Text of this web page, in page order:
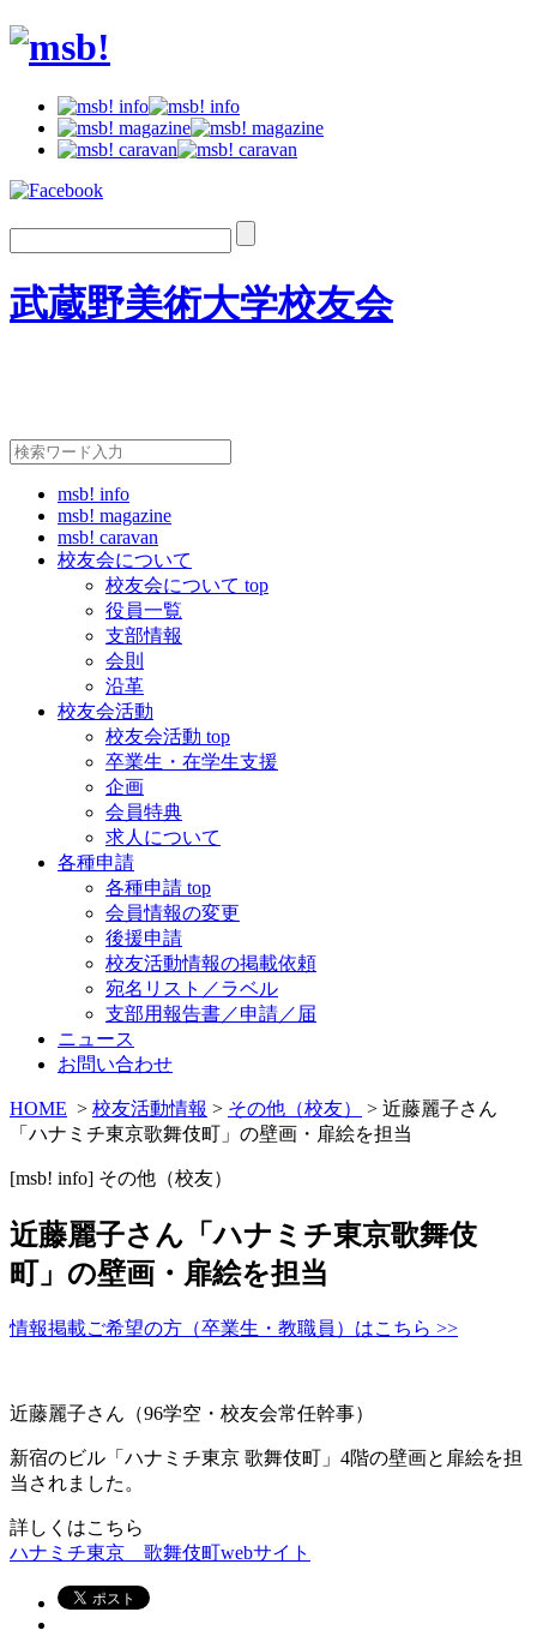
武蔵野美術大学校友会
msb! info
msb! magazine
msb! caravan
校友会について
校友会について top
役員一覧
支部情報
会則
沿革
校友会活動
校友会活動 top
卒業生・在学生支援
企画
会員特典
求人について
各種申請
各種申請 top
会員情報の変更
後援申請
校友活動情報の掲載依頼
宛名リスト／ラベル
支部用報告書／申請／届
ニュース
お問い合わせ
HOME > 校友活動情報 > その他（校友）
> 近藤麗子さん
「ハナミチ東京歌舞伎町」の壁画・扉絵を担当
[msb! info] その他（校友）
近藤麗子さん「ハナミチ東京歌舞伎
町」の壁画・扉絵を担当
情報掲載ご希望の方（卒業生・教職員）はこちら >>
近藤麗子さん（96学空・校友会常任幹事）
新宿のビル「ハナミチ東京 歌舞伎町」4階の壁画と扉絵を担
当されました。
詳しくはこちら
ハナミチ東京 歌舞伎町webサイト